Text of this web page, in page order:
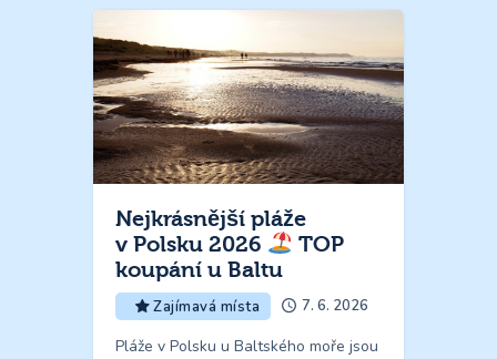
Nejkrásnější pláže
v Polsku 2026
TOP
koupání u Baltu
Zajímavá místa 7. 6. 2026
Pláže v Polsku u Baltského moře jsou